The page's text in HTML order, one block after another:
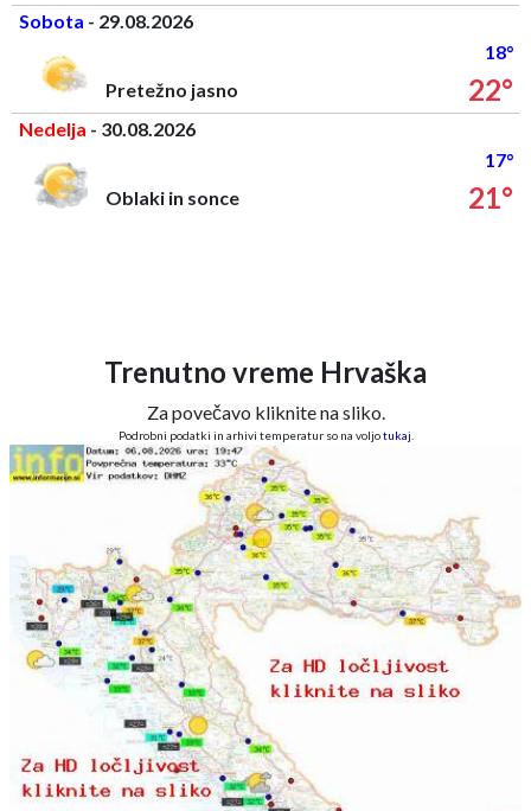
Sobota - 29.08.2026
18°
Pretežno jasno
22°
Nedelja - 30.08.2026
17°
Oblaki in sonce
21°
Trenutno vreme Hrvaška
Za povečavo kliknite na sliko.
Podrobni podatki in arhivi temperatur so na voljotukaj